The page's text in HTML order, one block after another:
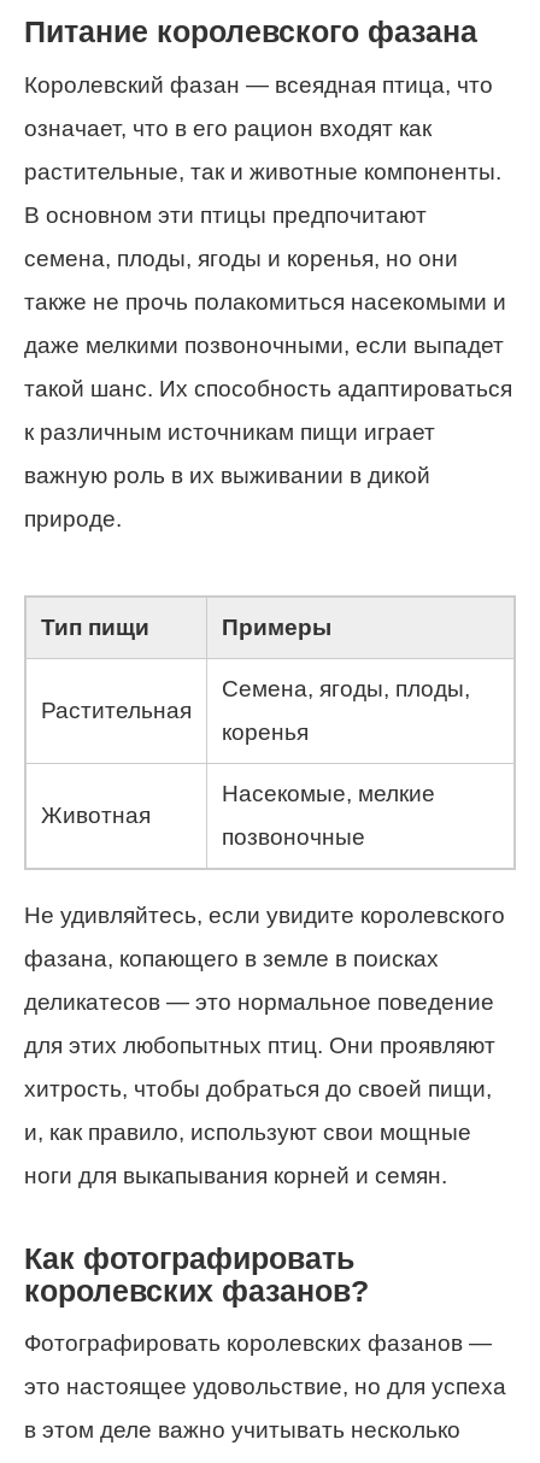
Питание королевского фазана
Королевский фазан — всеядная птица, что
означает, что в его рацион входят как
растительные, так и животные компоненты.
В основном эти птицы предпочитают
семена, плоды, ягоды и коренья, но они
также не прочь полакомиться насекомыми и
даже мелкими позвоночными, если выпадет
такой шанс. Их способность адаптироваться
к различным источникам пищи играет
важную роль в их выживании в дикой
природе.
Тип пищи Примеры
Растительная
Семена, ягоды, плоды,
коренья
Животная
Насекомые, мелкие
позвоночные
Не удивляйтесь, если увидите королевского
фазана, копающего в земле в поисках
деликатесов — это нормальное поведение
для этих любопытных птиц. Они проявляют
хитрость, чтобы добраться до своей пищи,
и, как правило, используют свои мощные
ноги для выкапывания корней и семян.
Как фотографировать
королевских фазанов?
Фотографировать королевских фазанов —
это настоящее удовольствие, но для успеха
в этом деле важно учитывать несколько